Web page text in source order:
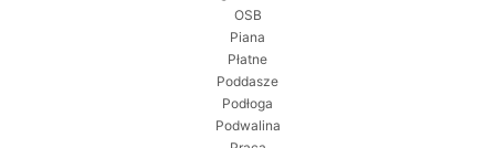
OSB
Piana
Płatne
Poddasze
Podłoga
Podwalina